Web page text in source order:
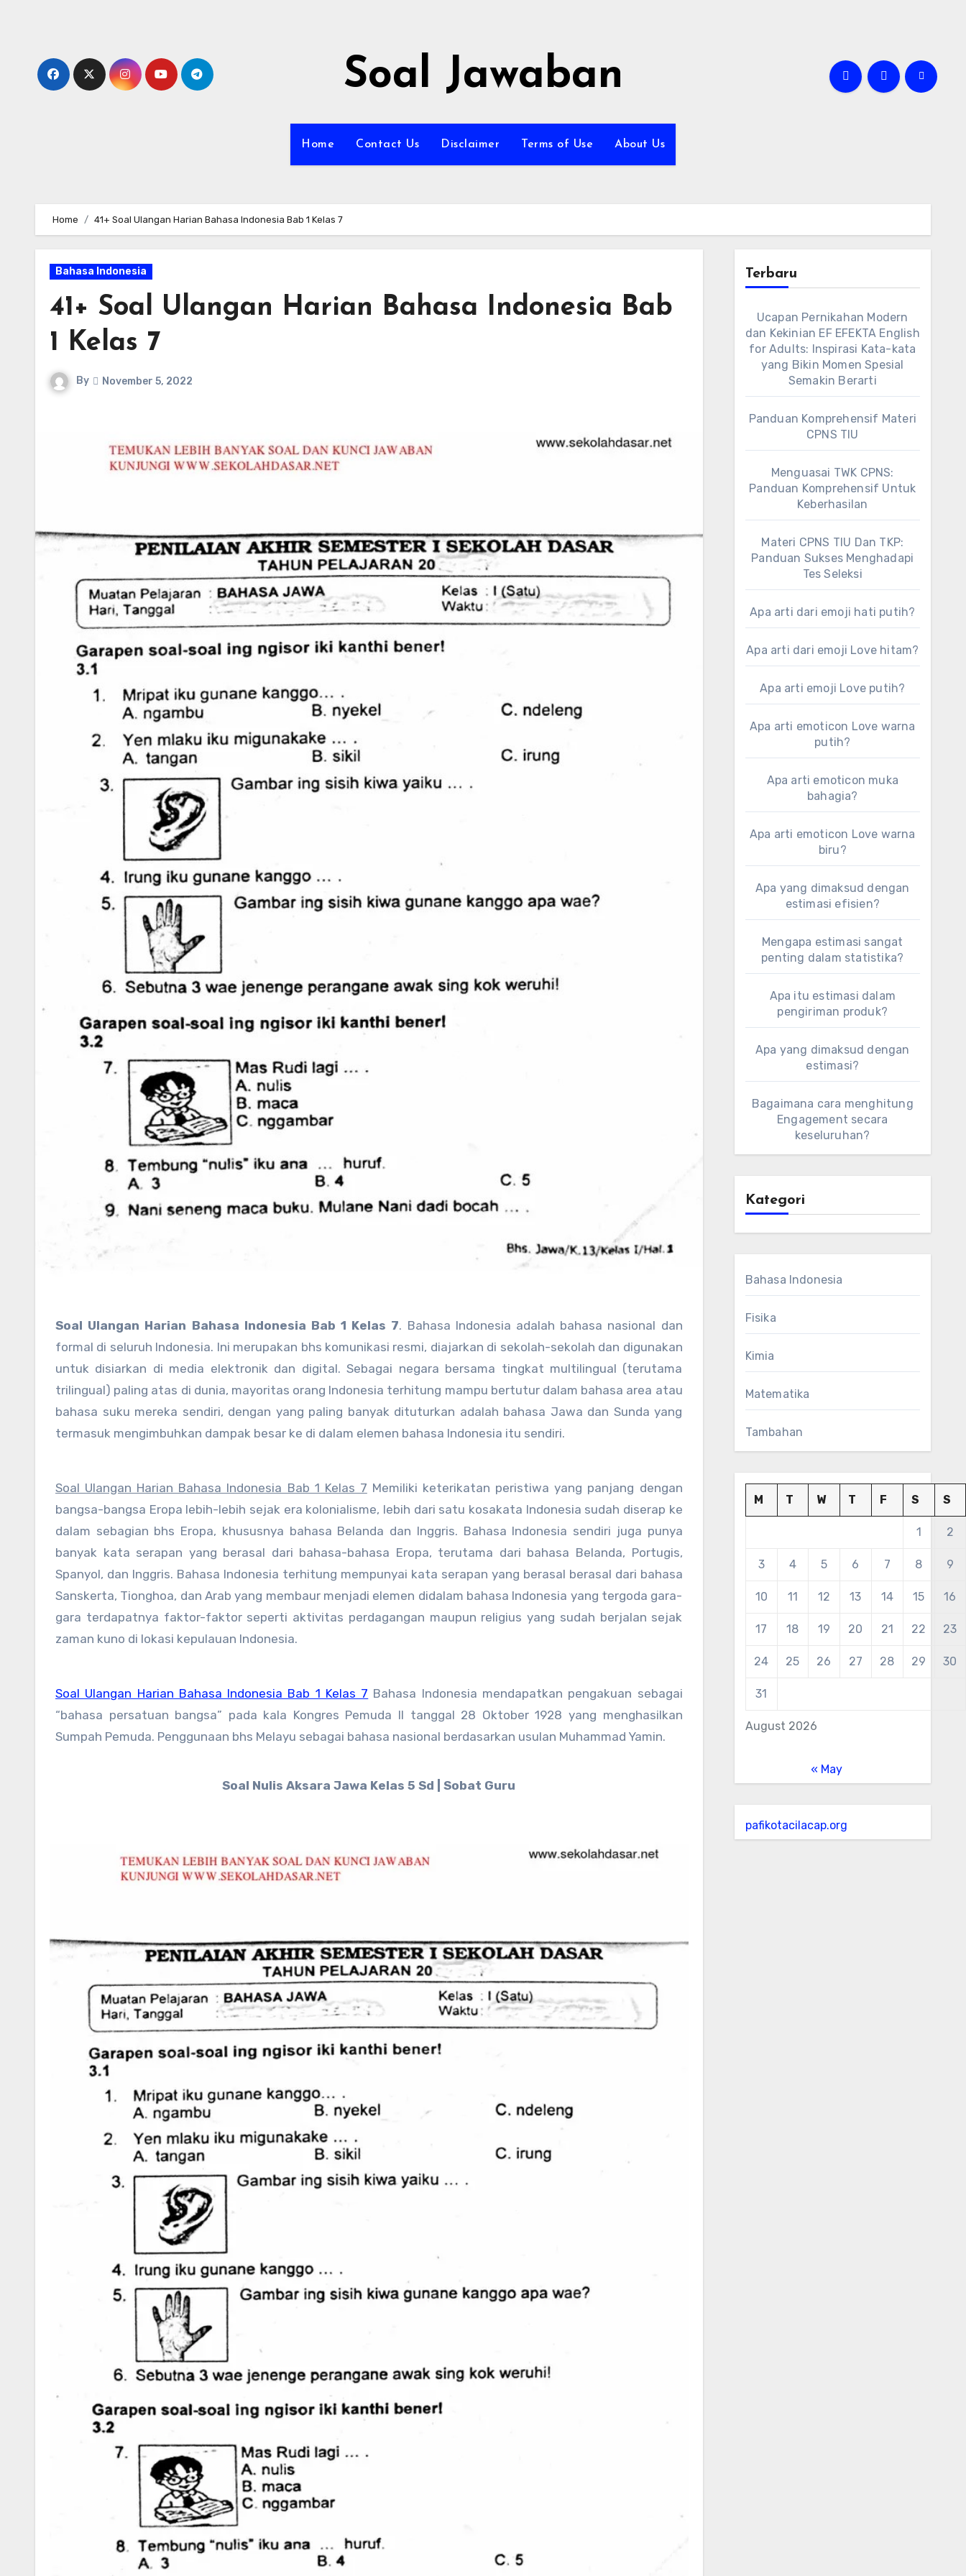
Soal Jawaban
Home Contact Us Disclaimer Terms of Use About Us
Home 41+ Soal Ulangan Harian Bahasa Indonesia Bab 1 Kelas 7
Bahasa Indonesia
41+ Soal Ulangan Harian Bahasa Indonesia Bab
1 Kelas 7
By November 5, 2022
Soal Ulangan Harian Bahasa Indonesia Bab 1 Kelas 7. Bahasa Indonesia adalah bahasa nasional dan
formal di seluruh Indonesia. Ini merupakan bhs komunikasi resmi, diajarkan di sekolah-sekolah dan digunakan
untuk disiarkan di media elektronik dan digital. Sebagai negara bersama tingkat multilingual (terutama
trilingual) paling atas di dunia, mayoritas orang Indonesia terhitung mampu bertutur dalam bahasa area atau
bahasa suku mereka sendiri, dengan yang paling banyak dituturkan adalah bahasa Jawa dan Sunda yang
termasuk mengimbuhkan dampak besar ke di dalam elemen bahasa Indonesia itu sendiri.
Soal Ulangan Harian Bahasa Indonesia Bab 1 Kelas 7 Memiliki keterikatan peristiwa yang panjang dengan
bangsa-bangsa Eropa lebih-lebih sejak era kolonialisme, lebih dari satu kosakata Indonesia sudah diserap ke
dalam sebagian bhs Eropa, khususnya bahasa Belanda dan Inggris. Bahasa Indonesia sendiri juga punya
banyak kata serapan yang berasal dari bahasa-bahasa Eropa, terutama dari bahasa Belanda, Portugis,
Spanyol, dan Inggris. Bahasa Indonesia terhitung mempunyai kata serapan yang berasal berasal dari bahasa
Sanskerta, Tionghoa, dan Arab yang membaur menjadi elemen didalam bahasa Indonesia yang tergoda gara-
gara terdapatnya faktor-faktor seperti aktivitas perdagangan maupun religius yang sudah berjalan sejak
zaman kuno di lokasi kepulauan Indonesia.
Soal Ulangan Harian Bahasa Indonesia Bab 1 Kelas 7 Bahasa Indonesia mendapatkan pengakuan sebagai
“bahasa persatuan bangsa” pada kala Kongres Pemuda II tanggal 28 Oktober 1928 yang menghasilkan
Sumpah Pemuda. Penggunaan bhs Melayu sebagai bahasa nasional berdasarkan usulan Muhammad Yamin.
Soal Nulis Aksara Jawa Kelas 5 Sd | Sobat Guru
Terbaru
Ucapan Pernikahan Modern
dan Kekinian EF EFEKTA English
for Adults: Inspirasi Kata-kata
yang Bikin Momen Spesial
Semakin Berarti
Panduan Komprehensif Materi
CPNS TIU
Menguasai TWK CPNS:
Panduan Komprehensif Untuk
Keberhasilan
Materi CPNS TIU Dan TKP:
Panduan Sukses Menghadapi
Tes Seleksi
Apa arti dari emoji hati putih?
Apa arti dari emoji Love hitam?
Apa arti emoji Love putih?
Apa arti emoticon Love warna
putih?
Apa arti emoticon muka
bahagia?
Apa arti emoticon Love warna
biru?
Apa yang dimaksud dengan
estimasi efisien?
Mengapa estimasi sangat
penting dalam statistika?
Apa itu estimasi dalam
pengiriman produk?
Apa yang dimaksud dengan
estimasi?
Bagaimana cara menghitung
Engagement secara
keseluruhan?
Kategori
Bahasa Indonesia
Fisika
Kimia
Matematika
Tambahan
August 2026
M T W T F S S
1 2
3 4 5 6 7 8 9
10 11 12 13 14 15 16
17 18 19 20 21 22 23
24 25 26 27 28 29 30
31
« May
pafikotacilacap.org